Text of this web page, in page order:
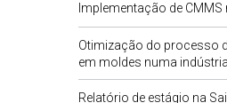
Implementação de
Otimização do processo
em moldes numa
Relatório de estágio na